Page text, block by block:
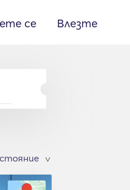
се Влезте
>